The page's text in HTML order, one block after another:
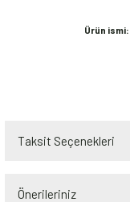
Ürün ismi:
Taksit Seçenekleri
Önerileriniz